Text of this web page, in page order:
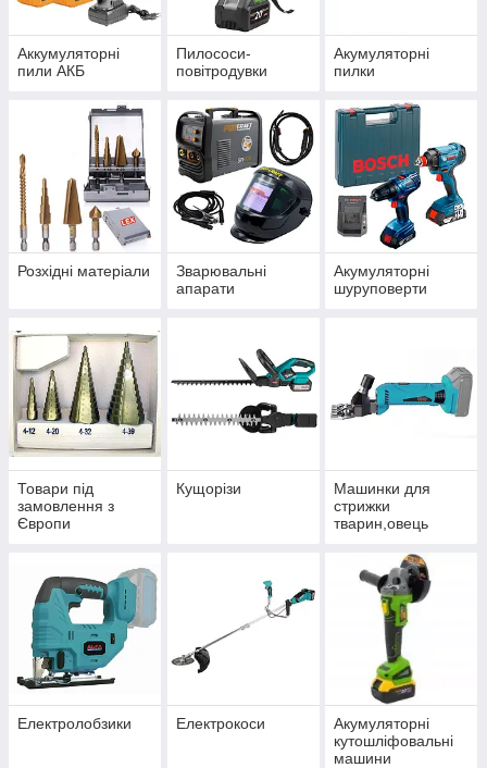
Аккумуляторні
пили АКБ
Пилососи-
повітродувки
Акумуляторні
пилки
Розхідні матеріали
Зварювальні
апарати
Акумуляторні
шуруповерти
Товари під
замовлення з
Європи
Кущорізи
Машинки для
стрижки
тварин,овець
Електролобзики Електрокоси
Акумуляторні
кутошліфовальні
машини